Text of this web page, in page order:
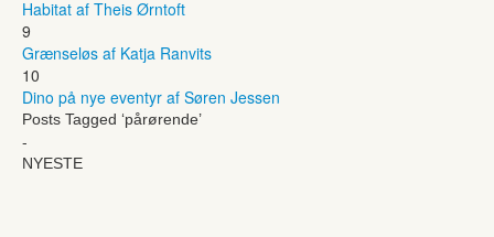
Habitat af Theis Ørntoft
9
Grænseløs af Katja Ranvits
10
Dino på nye eventyr af Søren Jessen
Posts Tagged ‘pårørende’
-
NYESTE